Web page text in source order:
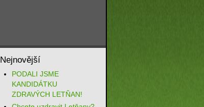
Nejnovější
PODALI JSME
KANDIDÁTKU
ZDRAVÝCH LETŇAN!